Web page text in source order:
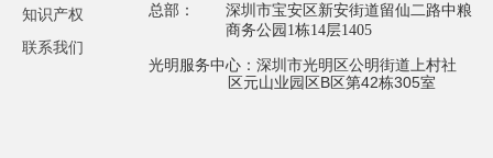
知识产权
联系我们
总部：
深圳市宝安区新安街道留仙二路中粮
商务公园1栋14层1405
光明服务中心：深圳市光明区公明街道上村社
区元山业园区B区第42栋305室